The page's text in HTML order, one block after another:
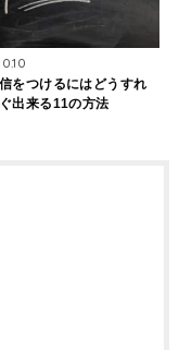
をつけるにはどうすれ
出来る11の方法